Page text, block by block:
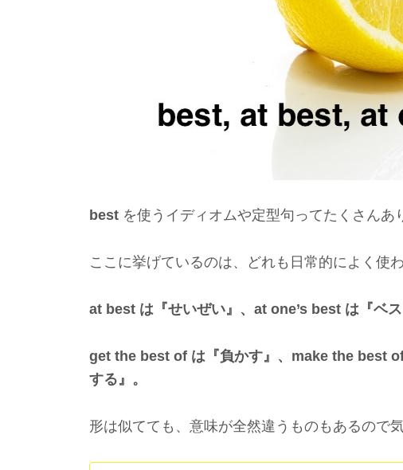
best を使うイディオムや定型句ってたくさんあ
ここに挙げているのは、どれも日常的によく使わ
at best は『せいぜい』、at one’s best は『ベス
get the best of は『負かす』、make the best
する』。
形は似てても、意味が全然違うものもあるので